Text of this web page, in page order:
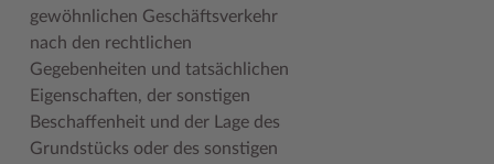
gewöhnlichen Geschäftsverkehr
nach den rechtlichen
Gegebenheiten und tatsächlichen
Eigenschaften, der sonstigen
Beschaffenheit und der Lage des
Grundstücks oder des sonstigen